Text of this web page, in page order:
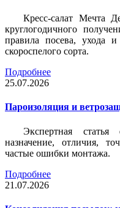
Кресс-салат Мечта
круглогодичного
правила посева, ухода
скороспелого сорта.
Подробнее
25.07.2026
Пароизоляция и
Экспертная
назначение, отличия,
частые ошибки монтажа.
Подробнее
21.07.2026